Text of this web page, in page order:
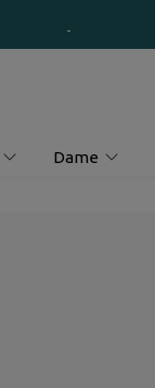
Dame